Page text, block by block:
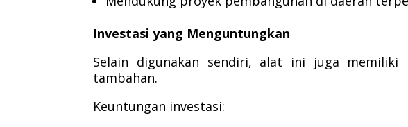
Investasi yang Menguntungkan
Selain digunakan sendiri, alat ini juga memiliki
tambahan.
Keuntungan investasi: